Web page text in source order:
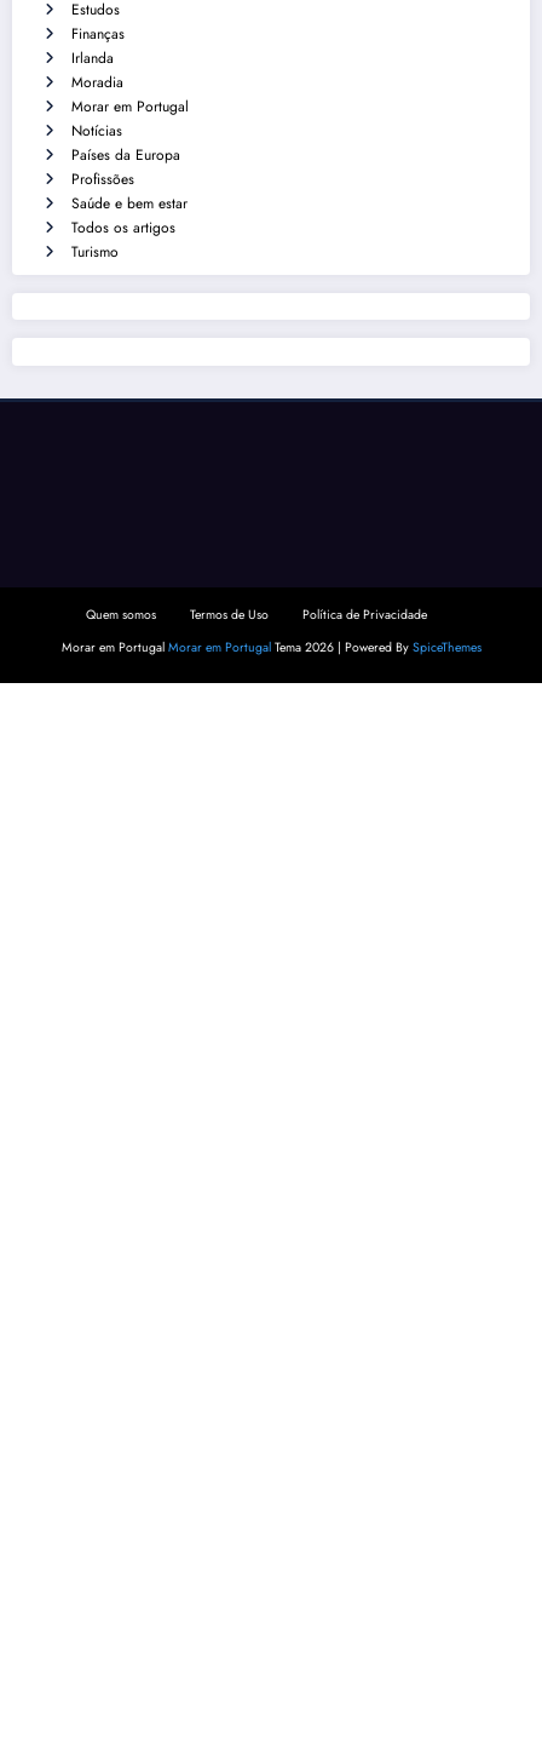
Estudos
Finanças
Irlanda
Moradia
Morar em Portugal
Notícias
Países da Europa
Profissões
Saúde e bem estar
Todos os artigos
Turismo
Quem somos Termos de Uso
Política de Privacidade
Morar em Portugal Morar em PortugalTema 2026 | Powered By SpiceThemes